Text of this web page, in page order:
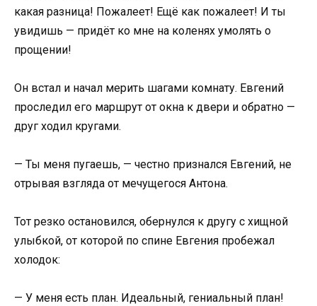
какая разница! Пожалеет! Ещё как пожалеет! И ты
увидишь — придёт ко мне на коленях умолять о
прощении!
Он встал и начал мерить шагами комнату. Евгений
проследил его маршрут от окна к двери и обратно —
друг ходил кругами.
— Ты меня пугаешь, — честно признался Евгений, не
отрывая взгляда от мечущегося Антона.
Тот резко остановился, обернулся к другу с хищной
улыбкой, от которой по спине Евгения пробежал
холодок:
— У меня есть план. Идеальный, гениальный план!